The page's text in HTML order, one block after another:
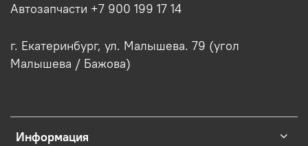
Информация
Автозапчасти +7 900 199 17 14
г. Екатеринбург, ул. Малышева. 79 (угол
Малышева / Бажова)